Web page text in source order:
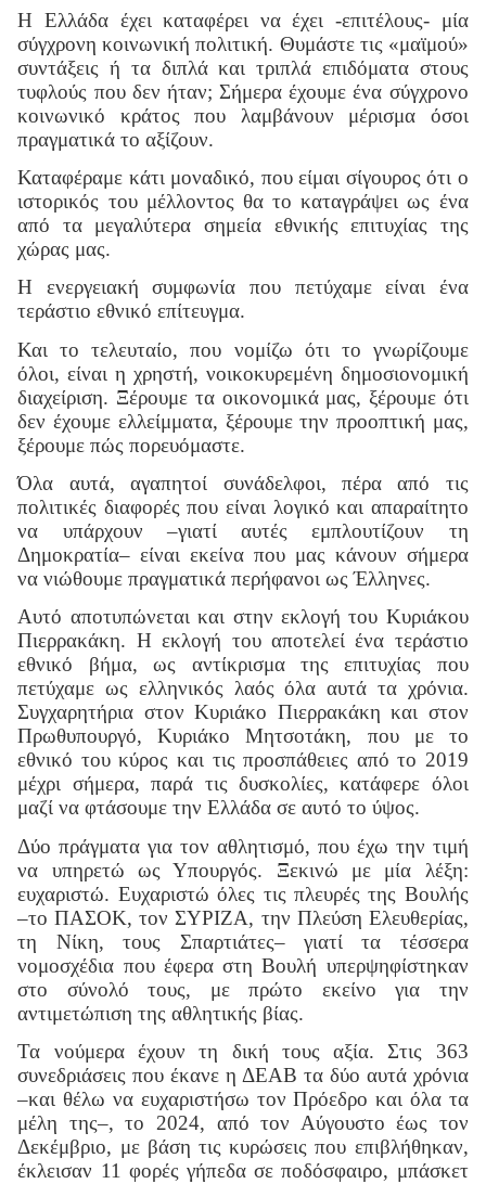
Η Ελλάδα έχει καταφέρει να έχει -επιτέλους- μία
σύγχρονη κοινωνική πολιτική. Θυμάστε τις «μαϊμού»
συντάξεις ή τα διπλά και τριπλά επιδόματα στους
τυφλούς που δεν ήταν; Σήμερα έχουμε ένα σύγχρονο
κοινωνικό κράτος που λαμβάνουν μέρισμα όσοι
πραγματικά το αξίζουν.
Καταφέραμε κάτι μοναδικό, που είμαι σίγουρος ότι ο
ιστορικός του μέλλοντος θα το καταγράψει ως ένα
από τα μεγαλύτερα σημεία εθνικής επιτυχίας της
χώρας μας.
Η ενεργειακή συμφωνία που πετύχαμε είναι ένα
τεράστιο εθνικό επίτευγμα.
Και το τελευταίο, που νομίζω ότι το γνωρίζουμε
όλοι, είναι η χρηστή, νοικοκυρεμένη δημοσιονομική
διαχείριση. Ξέρουμε τα οικονομικά μας, ξέρουμε ότι
δεν έχουμε ελλείμματα, ξέρουμε την προοπτική μας,
ξέρουμε πώς πορευόμαστε.
Όλα αυτά, αγαπητοί συνάδελφοι, πέρα από τις
πολιτικές διαφορές που είναι λογικό και απαραίτητο
να υπάρχουν –γιατί αυτές εμπλουτίζουν τη
Δημοκρατία– είναι εκείνα που μας κάνουν σήμερα
να νιώθουμε πραγματικά περήφανοι ως Έλληνες.
Αυτό αποτυπώνεται και στην εκλογή του Κυριάκου
Πιερρακάκη. Η εκλογή του αποτελεί ένα τεράστιο
εθνικό βήμα, ως αντίκρισμα της επιτυχίας που
πετύχαμε ως ελληνικός λαός όλα αυτά τα χρόνια.
Συγχαρητήρια στον Κυριάκο Πιερρακάκη και στον
Πρωθυπουργό, Κυριάκο Μητσοτάκη, που με το
εθνικό του κύρος και τις προσπάθειες από το 2019
μέχρι σήμερα, παρά τις δυσκολίες, κατάφερε όλοι
μαζί να φτάσουμε την Ελλάδα σε αυτό το ύψος.
Δύο πράγματα για τον αθλητισμό, που έχω την τιμή
να υπηρετώ ως Υπουργός. Ξεκινώ με μία λέξη:
ευχαριστώ. Ευχαριστώ όλες τις πλευρές της Βουλής
–το ΠΑΣΟΚ, τον ΣΥΡΙΖΑ, την Πλεύση Ελευθερίας,
τη Νίκη, τους Σπαρτιάτες– γιατί τα τέσσερα
νομοσχέδια που έφερα στη Βουλή υπερψηφίστηκαν
στο σύνολό τους, με πρώτο εκείνο για την
αντιμετώπιση της αθλητικής βίας.
Τα νούμερα έχουν τη δική τους αξία. Στις 363
συνεδριάσεις που έκανε η ΔΕΑΒ τα δύο αυτά χρόνια
–και θέλω να ευχαριστήσω τον Πρόεδρο και όλα τα
μέλη της–, το 2024, από τον Αύγουστο έως τον
Δεκέμβριο, με βάση τις κυρώσεις που επιβλήθηκαν,
έκλεισαν 11 φορές γήπεδα σε ποδόσφαιρο, μπάσκετ